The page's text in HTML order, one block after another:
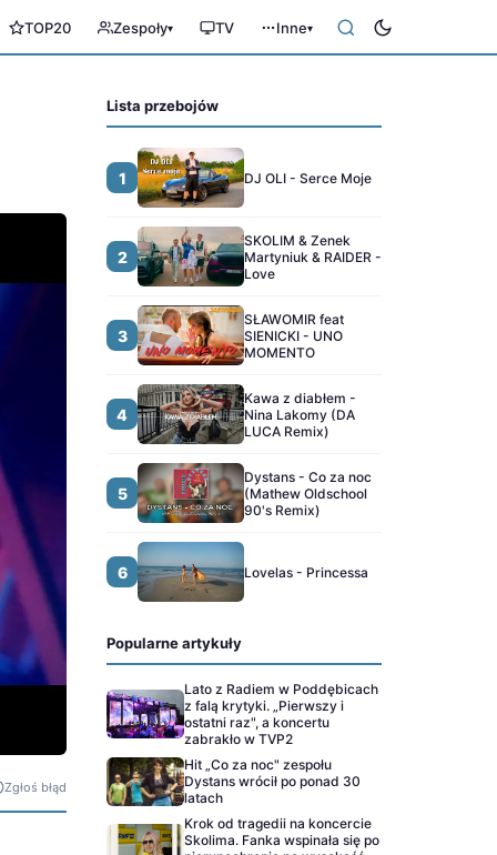
TOP20 Zespoły▾ TV Inne▾
Zgłoś błąd
Lista przebojów
1 DJ OLI - Serce Moje
2
SKOLIM & Zenek
Martyniuk & RAIDER -
Love
3
SŁAWOMIR feat
SIENICKI - UNO
MOMENTO
4
Kawa z diabłem -
Nina Lakomy (DA
LUCA Remix)
5
Dystans - Co za noc
(Mathew Oldschool
90's Remix)
6 Lovelas - Princessa
Popularne artykuły
Lato z Radiem w Poddębicach
z falą krytyki. „Pierwszy i
ostatni raz", a koncertu
zabrakło w TVP2
Hit „Co za noc" zespołu
Dystans wrócił po ponad 30
latach
Krok od tragedii na koncercie
Skolima. Fanka wspinała się po